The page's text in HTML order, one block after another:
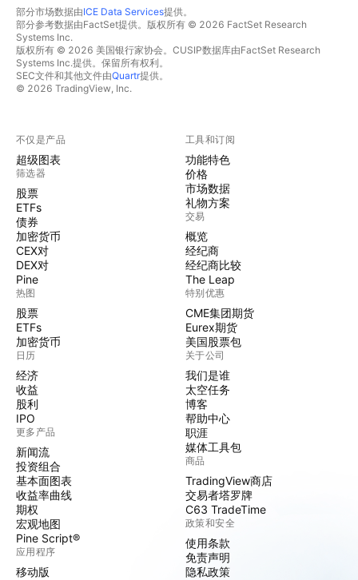
部分市场数据由ICE Data Services提供。
部分参考数据由FactSet提供。版权所有 © 2026 FactSet Research
Systems Inc.
版权所有 © 2026 美国银行家协会。CUSIP数据库由FactSet Research
Systems Inc.提供。保留所有权利。
SEC文件和其他文件由Quartr提供。
© 2026 TradingView, Inc.
不仅是产品
超级图表
筛选器
股票
ETFs
债券
加密货币
CEX对
DEX对
Pine
热图
股票
ETFs
加密货币
日历
经济
收益
股利
IPO
更多产品
新闻流
投资组合
基本面图表
收益率曲线
期权
宏观地图
Pine Script®
应用程序
移动版
工具和订阅
功能特色
价格
市场数据
礼物方案
交易
概览
经纪商
经纪商比较
The Leap
特别优惠
CME集团期货
Eurex期货
美国股票包
关于公司
我们是谁
太空任务
博客
帮助中心
职涯
媒体工具包
商品
TradingView商店
交易者塔罗牌
C63 TradeTime
政策和安全
使用条款
免责声明
隐私政策